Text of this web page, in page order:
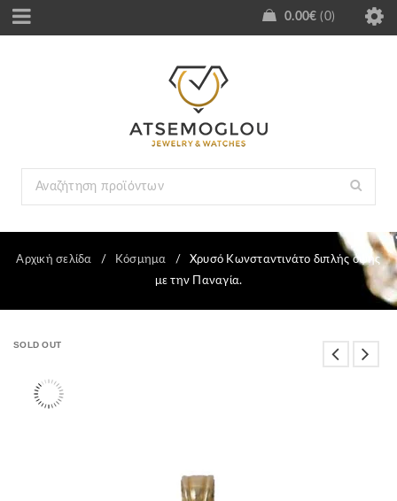
0.00€ 0
Αρχική σελίδα / Κόσμημα /
Χρυσό Κωνσταντινάτο διπλής όψης
με την Παναγία.
SOLD OUT